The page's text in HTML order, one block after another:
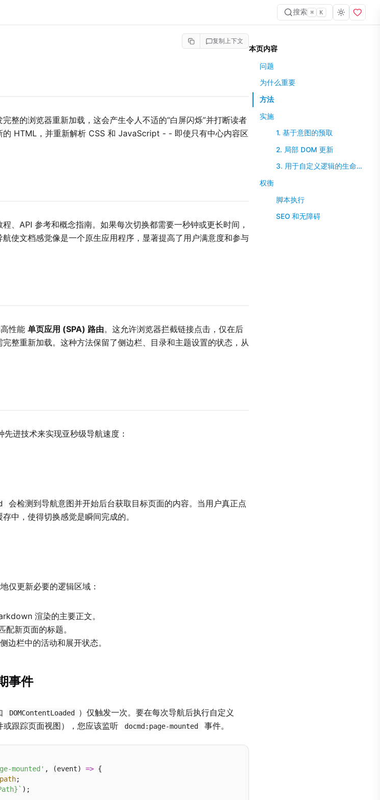
搜索 ⌘ K
复制上下文
整的浏览器重新加载，这会产生令人不适的“白屏闪烁”并打断读者
的 HTML，并重新解析 CSS 和 JavaScript - - 即使只有中心内容区
、API 参考和概念指南。如果每次切换都需要一秒钟或更长时间，
使文档感觉像是一个原生应用程序，显著提高了用户满意度和参与
高性能单页应用 (SPA) 路由。这允许浏览器拦截链接点击，仅在后
整重新加载。这种方法保留了侧边栏、目录和主题设置的状态，从
进技术来实现亚秒级导航速度：
会检测到导航意图并开始后台获取目标页面的内容。当用户真正点
中，使得切换感觉是瞬间完成的。
仅更新必要的逻辑区域：
渲染的主要正文。
配新页面的标题。
边栏中的活动和展开状态。
事件
DOMContentLoaded
）仅触发一次。要在每次导航后执行自定义
跟踪页面视图），您应该监听
docmd:page-mounted 事件。
mounted' , (event) => {
path;
);
本页内容
问题
为什么重要
方法
实施
1. 基于意图的预取
2. 局部 DOM 更新
3. 用于自定义逻辑的生命周期事件
权衡
脚本执行
SEO 和无障碍